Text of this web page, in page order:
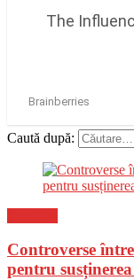
Caută după:
Controverse
pentru